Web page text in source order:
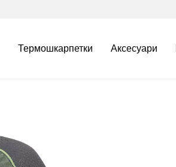
Термошкарпетки Аксесуари